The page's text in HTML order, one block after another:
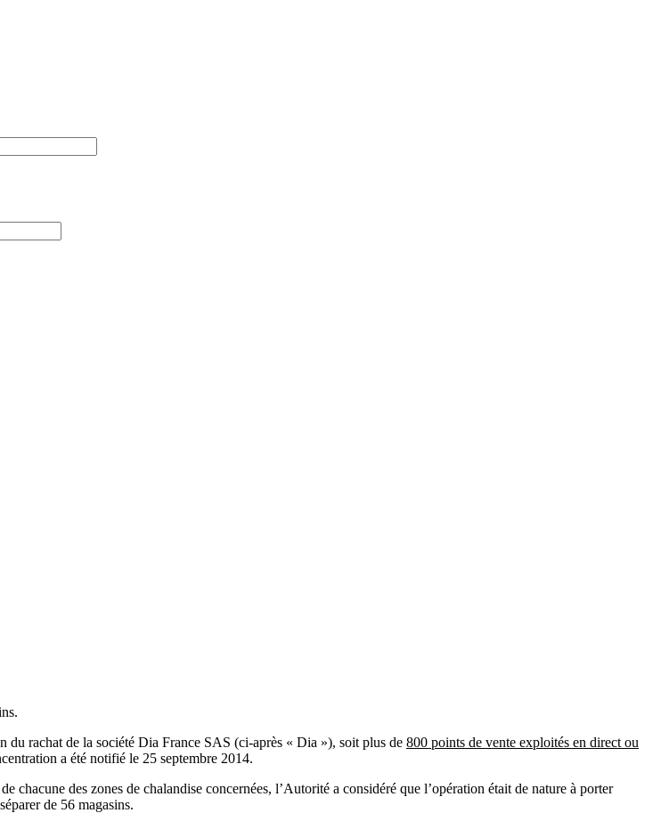
du rachat de la société Dia France SAS (ci-après « Dia »), soit plus de 800 points de vente exploités en direct ou
a été notifié le 25 septembre 2014.
chacune des zones de chalandise concernées, l’Autorité a considéré que l’opération était de nature à porter
de 56 magasins.